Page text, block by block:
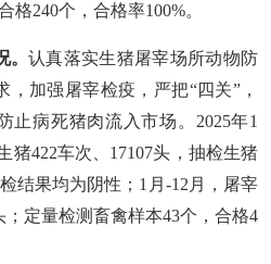
格240个， 合格率100%。
。认真落实生猪屠宰场所动物防
，加强屠宰检疫，严把“四关”，
防止病死猪肉流入市场 。 2025年1
猪422车次、17107头， 抽检生猪
结果均为阴性 ； 1月-12 月，屠宰
定量检测畜禽样本43个， 合格4